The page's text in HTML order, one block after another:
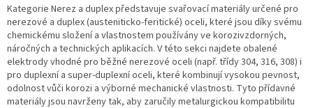
a
c
í
p
r
v
k
y
v
á
n
í
Kategorie Nerez a duplex představuje svařovací materiály určené pro
nerezové a duplex (austeniticko-feritické) oceli, které jsou díky svému
chemickému složení a vlastnostem používány ve korozivzdorných,
náročných a technických aplikacích. V této sekci najdete obalené
elektrody vhodné pro běžné nerezové oceli (např. třídy 304, 316, 308) i
pro duplexní a super-duplexní oceli, které kombinují vysokou pevnost,
odolnost vůči korozi a výborné mechanické vlastnosti. Tyto přídavné
materiály jsou navrženy tak, aby zaručily metalurgickou kompatibilitu